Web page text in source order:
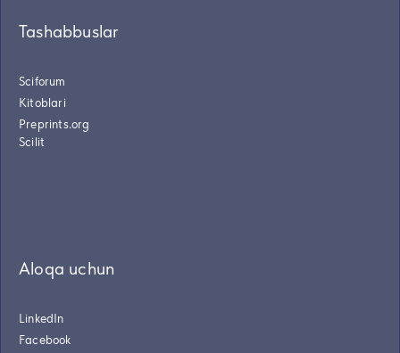
Tashabbuslar
Sciforum
Kitoblari
Preprints.org
Scilit
Aloqa uchun
LinkedIn
Facebook